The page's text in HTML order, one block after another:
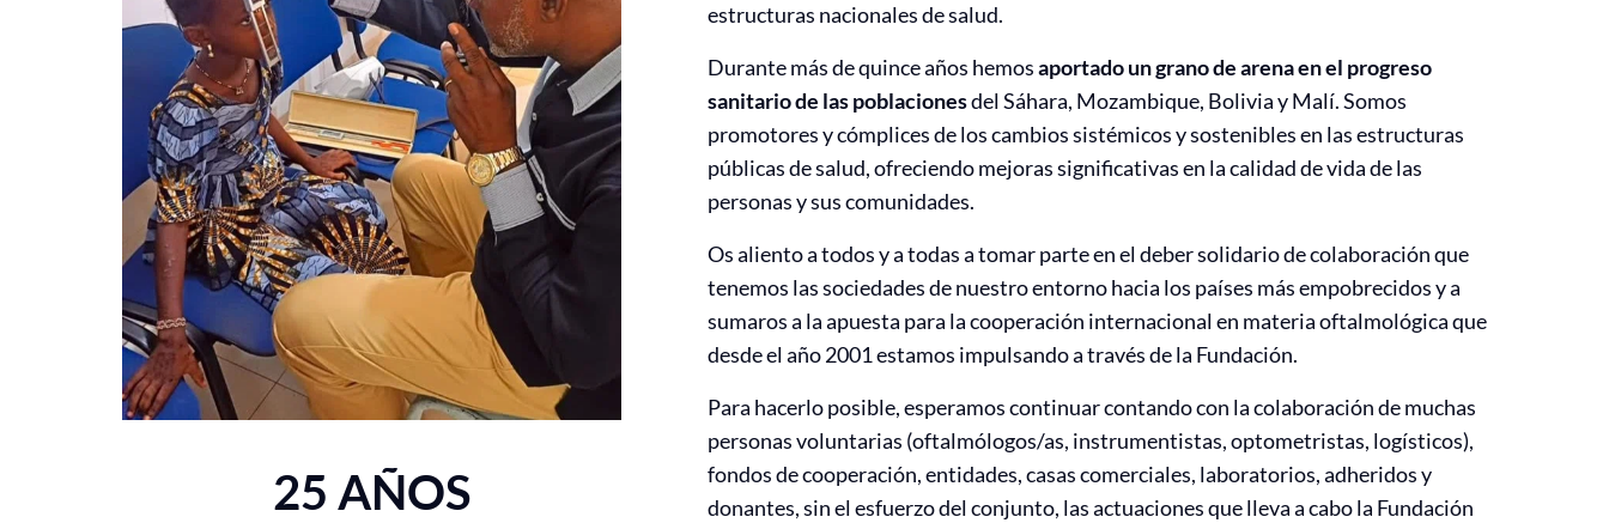
25 AÑOS
estructuras nacionales de salud.
Durante más de quince años hemosaportado un grano de arena en el progreso
sanitario de las poblacionesdel Sáhara, Mozambique, Bolivia y Malí. Somos
promotores y cómplices de los cambios sistémicos y sostenibles en las estructuras
públicas de salud, ofreciendo mejoras significativas en la calidad de vida de las
personas y sus comunidades.
Os aliento a todos y a todas a tomar parte en el deber solidario de colaboración que
tenemos las sociedades de nuestro entorno hacia los países más empobrecidos y a
sumaros a la apuesta para la cooperación internacional en materia oftalmológica que
desde el año 2001 estamos impulsando a través de la Fundación.
Para hacerlo posible, esperamos continuar contando con la colaboración de muchas
personas voluntarias (oftalmólogos/as, instrumentistas, optometristas, logísticos),
fondos de cooperación, entidades, casas comerciales, laboratorios, adheridos y
donantes, sin el esfuerzo del conjunto, las actuaciones que lleva a cabo la Fundación